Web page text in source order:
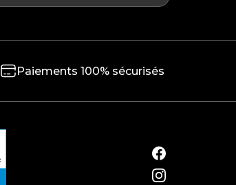
Paiements 100% sécurisés